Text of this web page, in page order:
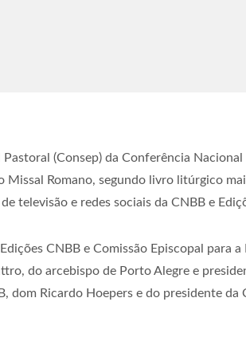
(Consep) da Conferência
Romano, segundo livro litúrgico
televisão e redes sociais da CNBB e
CNBB e Comissão Episcopal
do arcebispo de Porto Alegre e
dom Ricardo Hoepers e do presidente